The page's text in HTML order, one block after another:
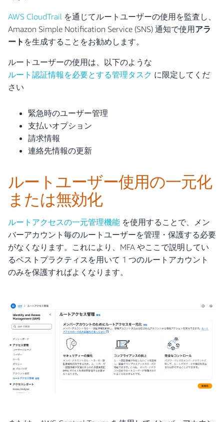
AWS CloudTrail を通じてルートユーザーの使用を監査し、
Amazon Simple Notification Service (SNS) 通知で使用アラ
ート を生成することをお勧めします。
ルートユーザーの使用は、以下のような
ルート認証情報を必要とする管理タスク に限定してくだ
さい
緊急時のユーザー管理
支払いオプション
請求情報
連絡先情報の更新
ルートユーザー使用の一元化
または無効化
ルートアクセスの一元管理機能 を使用することで、メン
バーアカウント毎のルートユーザーを管理・保護する必要
がなくなります。これにより、MFA やここで説明してい
るベストプラクティスを用いて 1 つのルートアカウント
のみを保護すればよくなります。